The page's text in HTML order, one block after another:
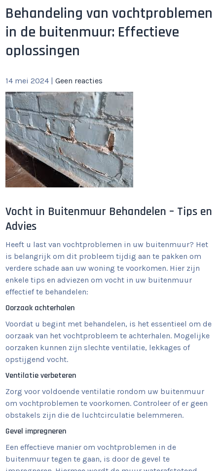
Behandeling van vochtproblemen
in de buitenmuur: Effectieve
oplossingen
14 mei 2024 |Geen reacties
Vocht in Buitenmuur Behandelen – Tips en
Advies
Heeft u last van vochtproblemen in uw buitenmuur? Het
is belangrijk om dit probleem tijdig aan te pakken om
verdere schade aan uw woning te voorkomen. Hier zijn
enkele tips en adviezen om vocht in uw buitenmuur
effectief te behandelen:
Oorzaak achterhalen
Voordat u begint met behandelen, is het essentieel om de
oorzaak van het vochtprobleem te achterhalen. Mogelijke
oorzaken kunnen zijn slechte ventilatie, lekkages of
opstijgend vocht.
Ventilatie verbeteren
Zorg voor voldoende ventilatie rondom uw buitenmuur
om vochtproblemen te voorkomen. Controleer of er geen
obstakels zijn die de luchtcirculatie belemmeren.
Gevel impregneren
Een effectieve manier om vochtproblemen in de
buitenmuur tegen te gaan, is door de gevel te